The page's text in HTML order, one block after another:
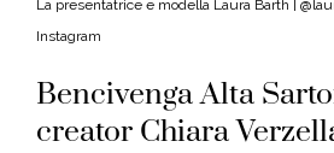
La presentatrice e modella Laura Barth |
Instagram
Bencivenga Alta
creator Chiara